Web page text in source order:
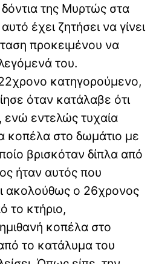
της Μυρτώς στα
έχει ζητήσει να γίνει
προκειμένου να
του.
κατηγορούμενο,
όταν κατάλαβε ότι
ενώ εντελώς τυχαία
κοπέλα στο δωμάτιο με
βρισκόταν δίπλα από
ήταν αυτός που
ακολούθως ο 26χρονος
το κτήριο,
κοπέλα στο
το κατάλυμα του